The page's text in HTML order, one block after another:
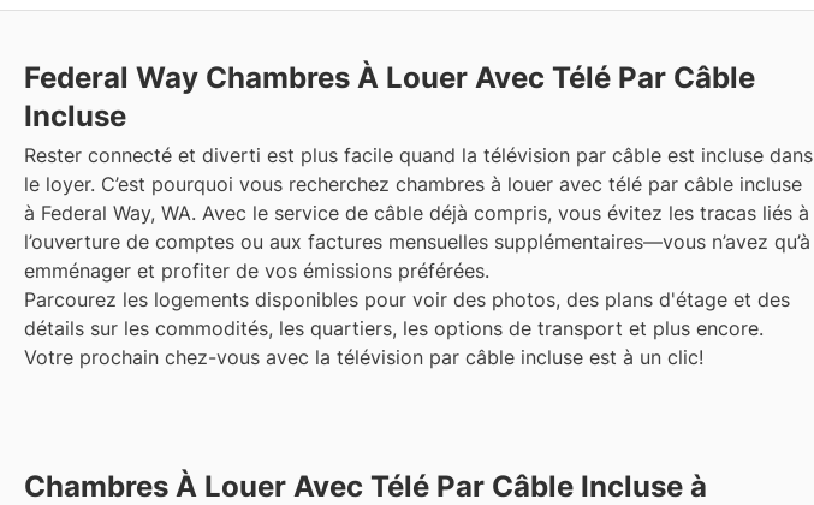
Federal Way Chambres À Louer Avec Télé Par Câble
Incluse
Rester connecté et diverti est plus facile quand la télévision par câble est incluse dans
le loyer. C’est pourquoi vous recherchez chambres à louer avec télé par câble incluse
à Federal Way, WA. Avec le service de câble déjà compris, vous évitez les tracas liés à
l’ouverture de comptes ou aux factures mensuelles supplémentaires—vous n’avez qu’à
emménager et profiter de vos émissions préférées.
Parcourez les logements disponibles pour voir des photos, des plans d'étage et des
détails sur les commodités, les quartiers, les options de transport et plus encore.
Votre prochain chez-vous avec la télévision par câble incluse est à un clic!
Chambres À Louer Avec Télé Par Câble Incluse à